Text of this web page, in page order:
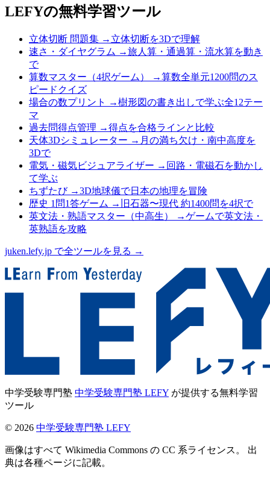
LEFYの無料学習ツール
立体切断 問題集 → 立体切断を3Dで理解
速さ・ダイヤグラム →旅人算・通過算・流水算を動き
で
算数マスター（4択ゲーム）
→算数全単元1200問のス
ピードクイズ
場合の数プリント
→樹形図の書き出しで学ぶ全12テー
マ
過去問得点管理 →得点を合格ラインと比較
天体3Dシミュレーター → 月の満ち欠け・南中高度を
3Dで
電気・磁気ビジュアライザー → 回路・電磁石を動かし
て学ぶ
ちずたび→3D地球儀で日本の地理を冒険
歴史 1問1答ゲーム → 旧石器〜現代 約1400問を4択で
英文法・熟語マスター（中高生）
→ゲームで英文法・
英熟語を攻略
juken.lefy.jp で全ツールを見る →
中学受験専門塾 中学受験専門塾 LEFY が提供する無料学習
ツール
© 2026 中学受験専門塾 LEFY
画像はすべて Wikimedia Commons の CC 系ライセンス。 出
典は各種ページに記載。